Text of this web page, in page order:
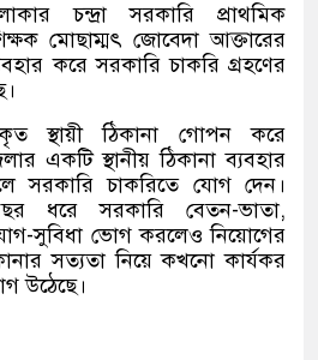
চন্দ্রা সরকারি প্রাথমিক
মোছাম্মৎ জোবেদা আক্তারের
করে সরকারি চাকরি গ্রহণের
স্থায়ী ঠিকানা গোপন করে
একটি স্থানীয় ঠিকানা ব্যবহার
সরকারি চাকরিতে যোগ দেন।
ধরে সরকারি বেতন-ভাতা,
সুবিধা ভোগ করলেও নিয়োগের
সত্যতা নিয়ে কখনো কার্যকর
উঠেছে।